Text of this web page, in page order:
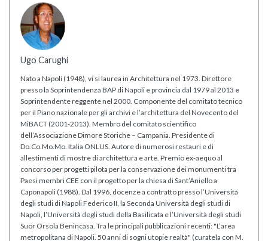
Ugo Carughi
Nato a Napoli (1948), vi si laurea in Architettura nel 1973. Direttore
presso la Soprintendenza BAP di Napoli e provincia dal 1979 al 2013 e
Soprintendente reggente nel 2000. Componente del comitato tecnico
per il Piano nazionale per gli archivi e l’architettura del Novecento del
MiBACT (2001-2013). Membro del comitato scientifico
dell’Associazione Dimore Storiche – Campania. Presidente di
Do.Co.Mo.Mo. Italia ONLUS. Autore di numerosi restauri e di
allestimenti di mostre di architettura e arte. Premio ex-aequo al
concorso per progetti pilota per la conservazione dei monumenti tra
Paesi membri CEE con il progetto per la chiesa di Sant’Aniello a
Caponapoli (1988). Dal 1996, docenze a contratto presso l’Università
degli studi di Napoli Federico II, la Seconda Università degli studi di
Napoli, l’Università degli studi della Basilicata e l’Università degli studi
Suor Orsola Benincasa. Tra le principali pubblicazioni recenti: "L’area
metropolitana di Napoli. 50 anni di sogni utopie realtà" (curatela con M.